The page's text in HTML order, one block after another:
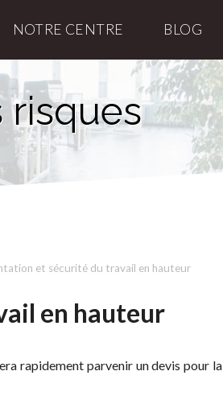
NOTRE CENTRE BLOG
risques
et sécurité du travail en hauteur
en hauteur
rapidement parvenir un devis pour la